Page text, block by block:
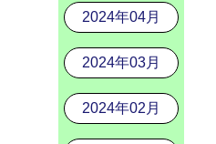
2024年04月
2024年03月
2024年02月